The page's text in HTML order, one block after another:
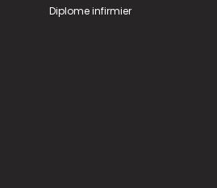
Diplome infirmier